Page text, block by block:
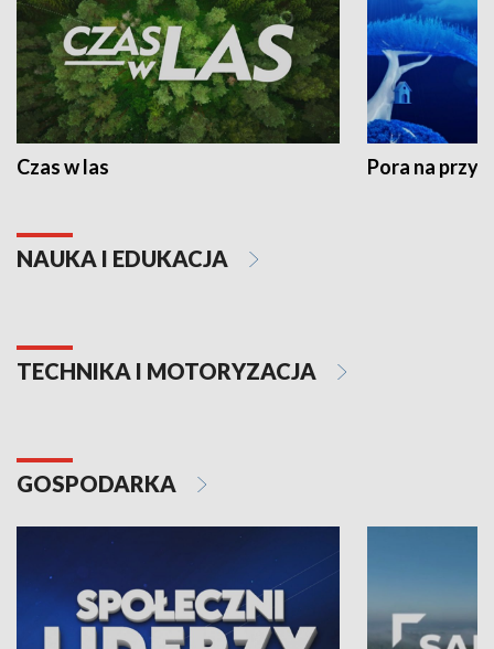
Czas w las Pora na
NAUKA I EDUKACJA
TECHNIKA I MOTORYZACJA
GOSPODARKA